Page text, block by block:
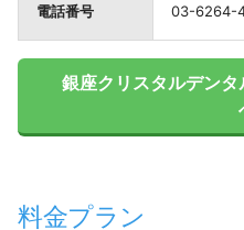
電話番号 03-6264-
銀座クリスタルデン
料金プラン